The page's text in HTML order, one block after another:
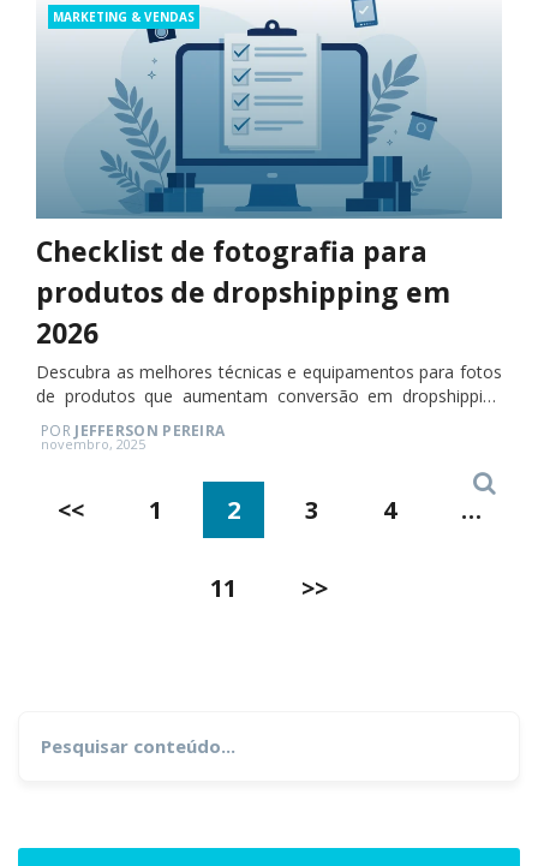
Categories
MARKETING & VENDAS
Checklist de fotografia para
produtos de dropshipping em
2026
Descubra as melhores técnicas e equipamentos para fotos
de produtos que aumentam conversão em dropshipping
em 2026.
PORJEFFERSON PEREIRA
Posted
novembro, 2025
Paginação
<< 1 2 3 4 …
11 >>
Search